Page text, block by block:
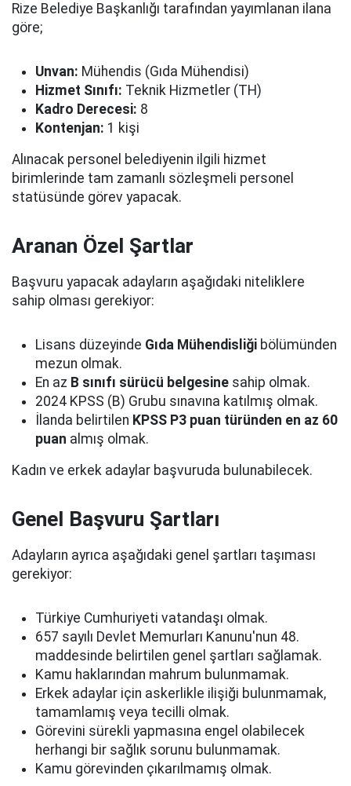
Rize Belediye Başkanlığı tarafından yayımlanan ilana
göre;
Unvan: Mühendis (Gıda Mühendisi)
Hizmet Sınıfı: Teknik Hizmetler (TH)
Kadro Derecesi: 8
Kontenjan: 1 kişi
Alınacak personel belediyenin ilgili hizmet
birimlerinde tam zamanlı sözleşmeli personel
statüsünde görev yapacak.
Aranan Özel Şartlar
Başvuru yapacak adayların aşağıdaki niteliklere
sahip olması gerekiyor:
Lisans düzeyinde Gıda Mühendisliği bölümünden
mezun olmak.
En az B sınıfı sürücü belgesine sahip olmak.
2024 KPSS (B) Grubu sınavına katılmış olmak.
İlanda belirtilen KPSS P3 puan türünden en az 60
puan almış olmak.
Kadın ve erkek adaylar başvuruda bulunabilecek.
Genel Başvuru Şartları
Adayların ayrıca aşağıdaki genel şartları taşıması
gerekiyor:
Türkiye Cumhuriyeti vatandaşı olmak.
657 sayılı Devlet Memurları Kanunu'nun 48.
maddesinde belirtilen genel şartları sağlamak.
Kamu haklarından mahrum bulunmamak.
Erkek adaylar için askerlikle ilişiği bulunmamak,
tamamlamış veya tecilli olmak.
Görevini sürekli yapmasına engel olabilecek
herhangi bir sağlık sorunu bulunmamak.
Kamu görevinden çıkarılmamış olmak.